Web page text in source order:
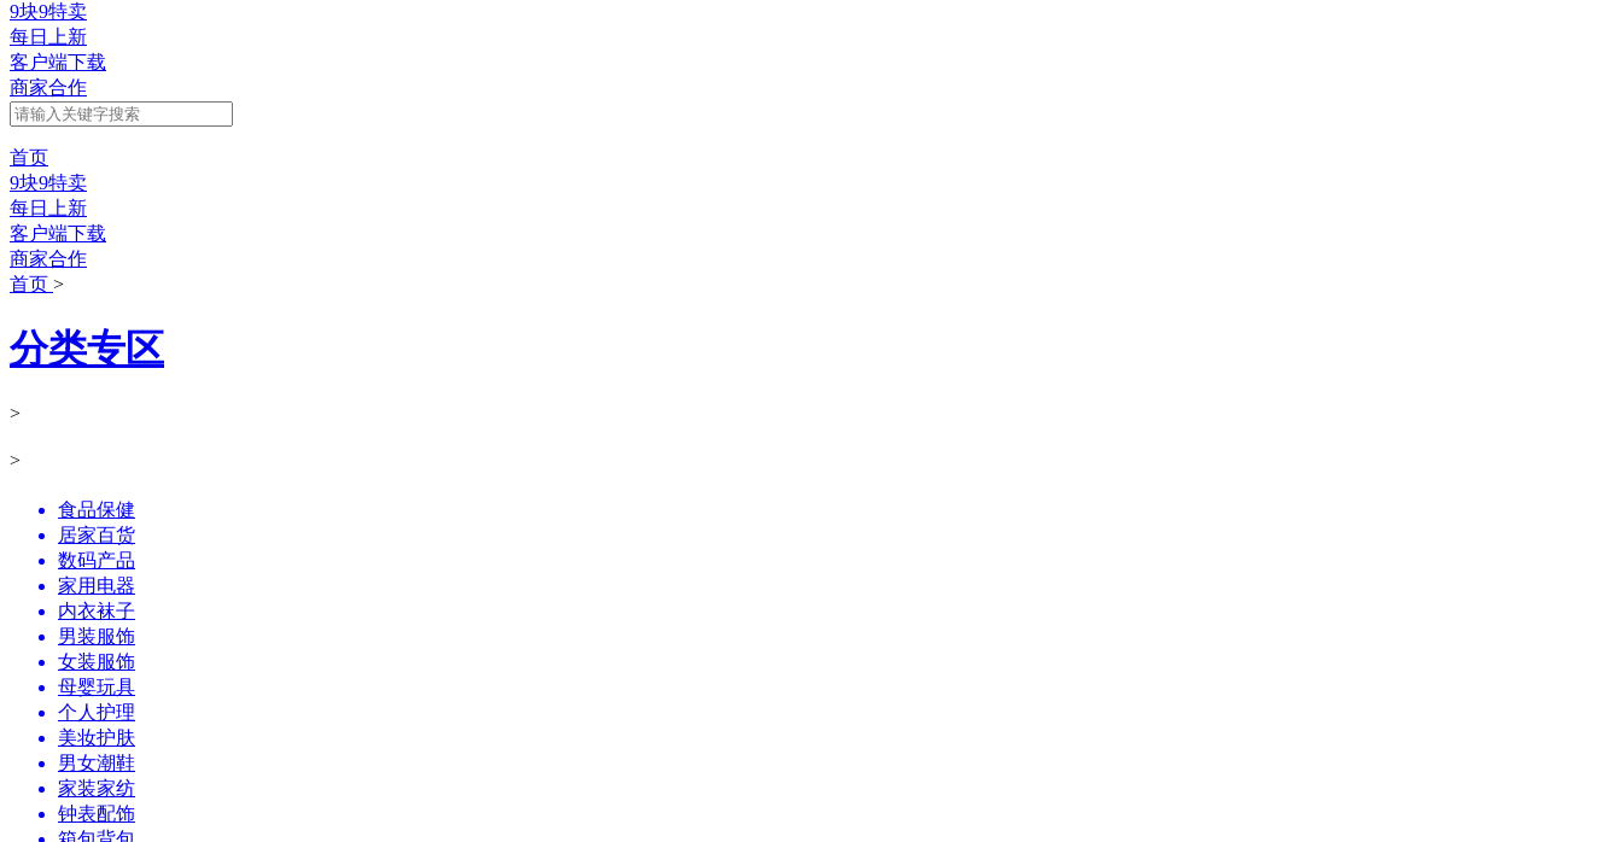
9块9特卖
每日上新
客户端下载
商家合作
首页
9块9特卖
每日上新
客户端下载
商家合作
首页 >
分类专区
>
>
食品保健
居家百货
数码产品
家用电器
内衣袜子
男装服饰
女装服饰
母婴玩具
个人护理
美妆护肤
男女潮鞋
家装家纺
钟表配饰